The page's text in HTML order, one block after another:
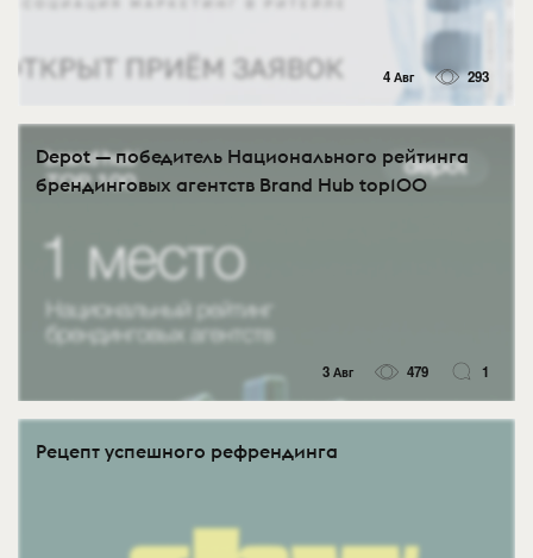
4 Авг 293
Depot — победитель Национального рейтинга
брендинговых агентств Brand Hub top100
3 Авг 479 1
Рецепт успешного рефрендинга